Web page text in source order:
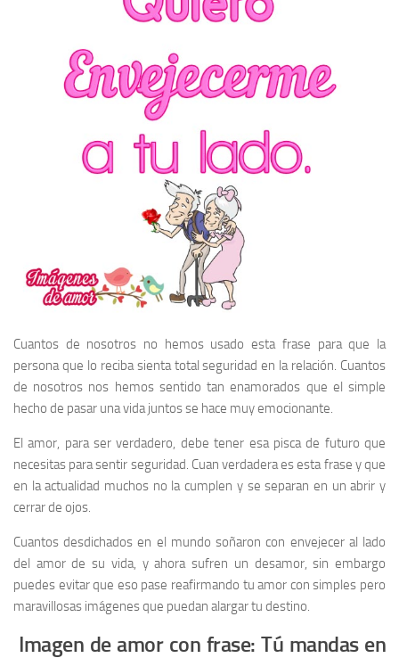
Cuantos de nosotros no hemos usado esta frase para que la
persona que lo reciba sienta total seguridad en la relación. Cuantos
de nosotros nos hemos sentido tan enamorados que el simple
hecho de pasar una vida juntos se hace muy emocionante.
El amor, para ser verdadero, debe tener esa pisca de futuro que
necesitas para sentir seguridad. Cuan verdadera es esta frase y que
en la actualidad muchos no la cumplen y se separan en un abrir y
cerrar de ojos.
Cuantos desdichados en el mundo soñaron con envejecer al lado
del amor de su vida, y ahora sufren un desamor, sin embargo
puedes evitar que eso pase reafirmando tu amor con simples pero
maravillosas imágenes que puedan alargar tu destino.
Imagen de amor con frase: Tú mandas en